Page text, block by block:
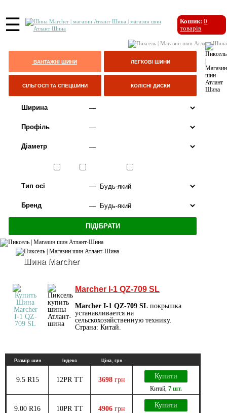
☰ Кошик: 0
товарів
ВАНТАЖНІ ШИНИ ЛЕГКОВІ ШИНИ
СІЛЬГОСП ТА СПЕЦШИНИ КОЛІСНІ ДИСКИ
Ширина
Профіль
Діаметр
Тип осі
Бренд
Шина Marcher
Marcher I-1 QZ-709 SL
Marcher I-1 QZ-709 SL покрышка
устанавливается на
сельскохозяйственную технику.
Страна: Китай.
Размір шин Індекс Ціна, грн
9.5 R15 12PR TT 3698 грн Купити
Китай 7 шт.
9.00 R16 10PR TT 4906 грн Купити